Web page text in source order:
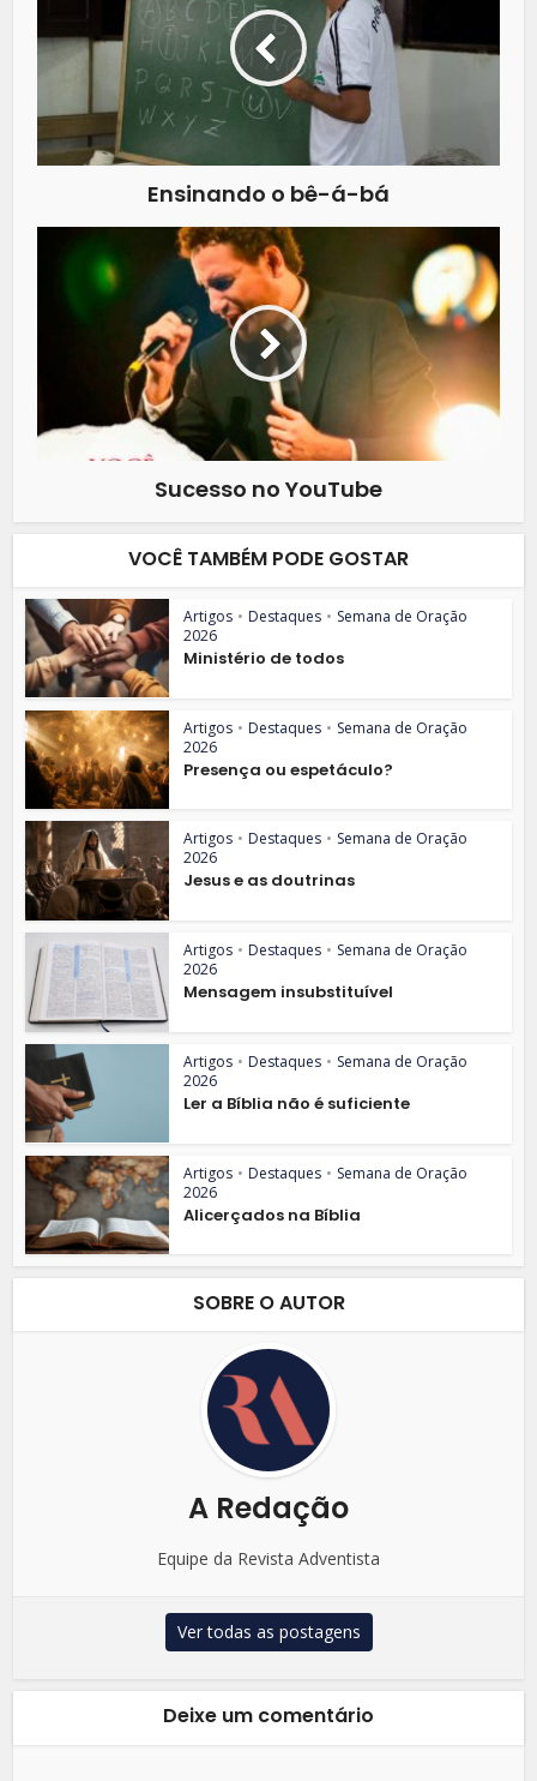
Ensinando o bê-á-bá
Sucesso no YouTube
VOCÊ TAMBÉM PODE GOSTAR
Artigos • Destaques • Semana de Oração
2026
Ministério de todos
Artigos • Destaques • Semana de Oração
2026
Presença ou espetáculo?
Artigos • Destaques • Semana de Oração
2026
Jesus e as doutrinas
Artigos • Destaques • Semana de Oração
2026
Mensagem insubstituível
Artigos • Destaques • Semana de Oração
2026
Ler a Bíblia não é suficiente
Artigos • Destaques • Semana de Oração
2026
Alicerçados na Bíblia
SOBRE O AUTOR
A Redação
Equipe da Revista Adventista
Ver todas as postagens
Deixe um comentário